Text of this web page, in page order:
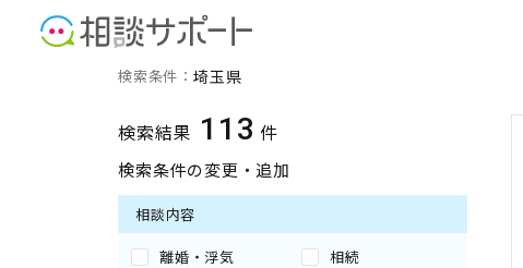
埼玉県の専門家の検索結果
検索条件： 埼玉県
検索結果 113 件
検索条件の変更・追加
相談内容
離婚・浮気
相続